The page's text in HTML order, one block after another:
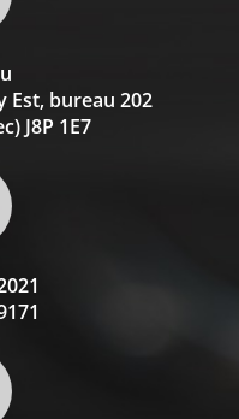
Est, bureau 202
J8P 1E7